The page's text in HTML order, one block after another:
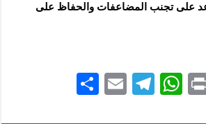
على تجنب المضاعفات والحفاظ على
P
W
Te
E